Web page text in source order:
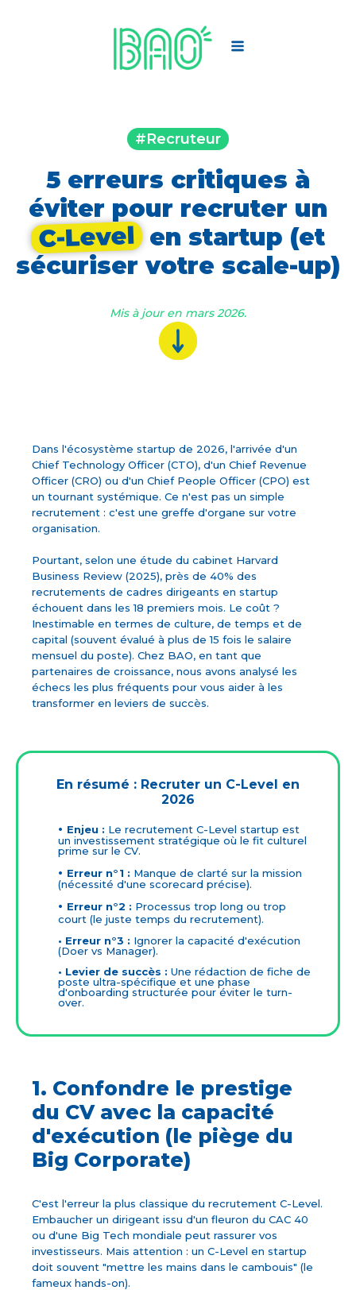
#Recruteur
5 erreurs critiques à
éviter pour recruter un
C-Level en startup (et
sécuriser votre scale-up)
Mis à jour en mars 2026.
Dans l'écosystème startup de 2026, l'arrivée d'un
Chief Technology Officer (CTO), d'un Chief Revenue
Officer (CRO) ou d'un Chief People Officer (CPO) est
un tournant systémique. Ce n'est pas un simple
recrutement : c'est une greffe d'organe sur votre
organisation.
Pourtant, selon une étude du cabinet Harvard
Business Review (2025), près de 40% des
recrutements de cadres dirigeants en startup
échouent dans les 18 premiers mois. Le coût ?
Inestimable en termes de culture, de temps et de
capital (souvent évalué à plus de 15 fois le salaire
mensuel du poste). Chez BAO, en tant que
partenaires de croissance, nous avons analysé les
échecs les plus fréquents pour vous aider à les
transformer en leviers de succès.
En résumé : Recruter un C-Level en
2026
• Enjeu : Le recrutement C-Level startup est
un investissement stratégique où le fit culturel
prime sur le CV.
• Erreur n°1 : Manque de clarté sur la mission
(nécessité d'une scorecard précise).
• Erreur n°2 : Processus trop long ou trop
court (le juste temps du recrutement).
• Erreur n°3 : Ignorer la capacité d'exécution
(Doer vs Manager).
• Levier de succès : Une rédaction de fiche de
poste ultra-spécifique et une phase
d'onboarding structurée pour éviter le turn-
over.
1. Confondre le prestige
du CV avec la capacité
d'exécution (le piège du
Big Corporate)
C'est l'erreur la plus classique du recrutement C-Level.
Embaucher un dirigeant issu d'un fleuron du CAC 40
ou d'une Big Tech mondiale peut rassurer vos
investisseurs. Mais attention : un C-Level en startup
doit souvent "mettre les mains dans le cambouis" (le
fameux hands-on).